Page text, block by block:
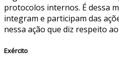
protocolos internos. É dessa
integram e participam das
nessa ação que diz respeito ao
Exército